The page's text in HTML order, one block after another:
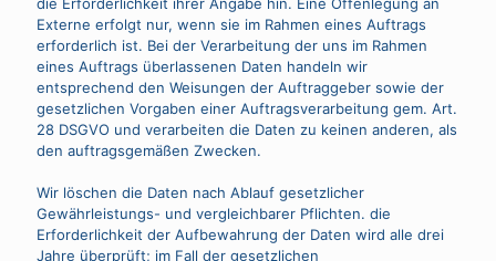
Externe erfolgt nur, wenn sie im Rahmen eines Auftrags
erforderlich ist. Bei der Verarbeitung der uns im Rahmen
eines Auftrags überlassenen Daten handeln wir
entsprechend den Weisungen der Auftraggeber sowie der
gesetzlichen Vorgaben einer Auftragsverarbeitung gem. Art.
28 DSGVO und verarbeiten die Daten zu keinen anderen, als
den auftragsgemäßen Zwecken.
Wir löschen die Daten nach Ablauf gesetzlicher
Gewährleistungs- und vergleichbarer Pflichten. die
Erforderlichkeit der Aufbewahrung der Daten wird alle drei
Jahre überprüft; im Fall der gesetzlichen